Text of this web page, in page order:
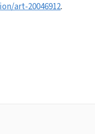
art-20046912.